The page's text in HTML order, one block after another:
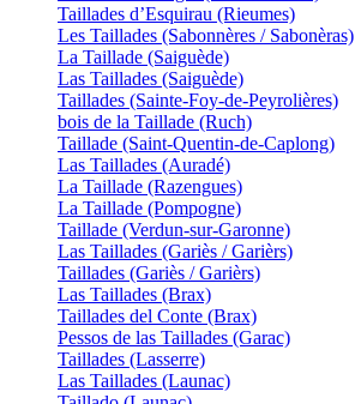
Taillades d’Esquirau (Rieumes)
Les Taillades (Sabonnères / Sabonèras)
La Taillade (Saiguède)
Las Taillades (Saiguède)
Taillades (Sainte-Foy-de-Peyrolières)
bois de la Taillade (Ruch)
Taillade (Saint-Quentin-de-Caplong)
Las Taillades (Auradé)
La Taillade (Razengues)
La Taillade (Pompogne)
Taillade (Verdun-sur-Garonne)
Las Taillades (Gariès / Garièrs)
Taillades (Gariès / Garièrs)
Las Taillades (Brax)
Taillades del Conte (Brax)
Pessos de las Taillades (Garac)
Taillades (Lasserre)
Las Taillades (Launac)